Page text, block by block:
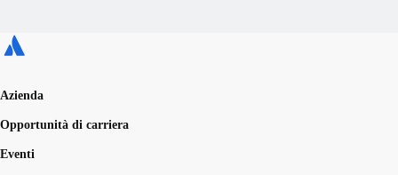
Azienda
Opportunità di carriera
Eventi